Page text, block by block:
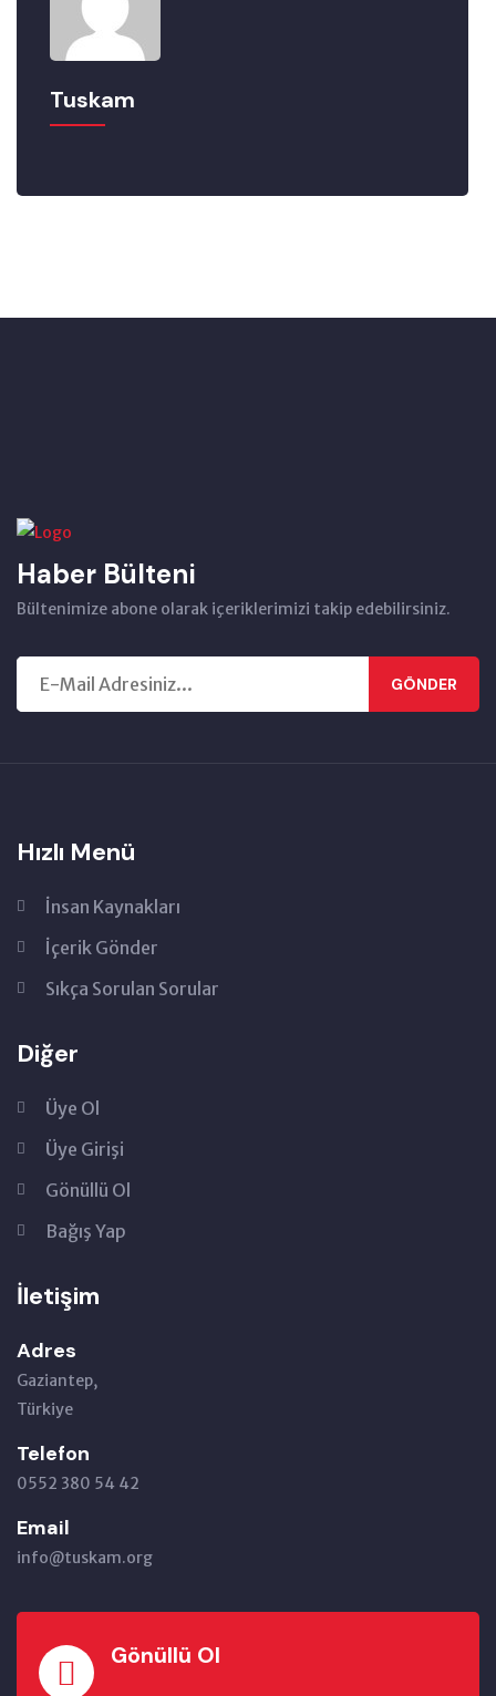
Tuskam
Haber Bülteni
Bültenimize abone olarak içeriklerimizi takip edebilirsiniz.
GÖNDER
Hızlı Menü
İnsan Kaynakları
İçerik Gönder
Sıkça Sorulan Sorular
Diğer
Üye Ol
Üye Girişi
Gönüllü Ol
Bağış Yap
İletişim
Adres
Gaziantep,
Türkiye
Telefon
0552 380 54 42
Email
info@tuskam.org
Gönüllü Ol